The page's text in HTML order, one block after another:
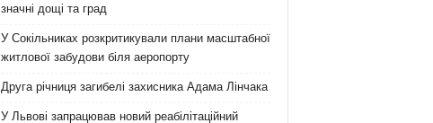
значні дощі та град
У Сокільниках розкритикували плани масштабної
житлової забудови біля аеропорту
Друга річниця загибелі захисника Адама Лінчака
У Львові запрацював новий реабілітаційний